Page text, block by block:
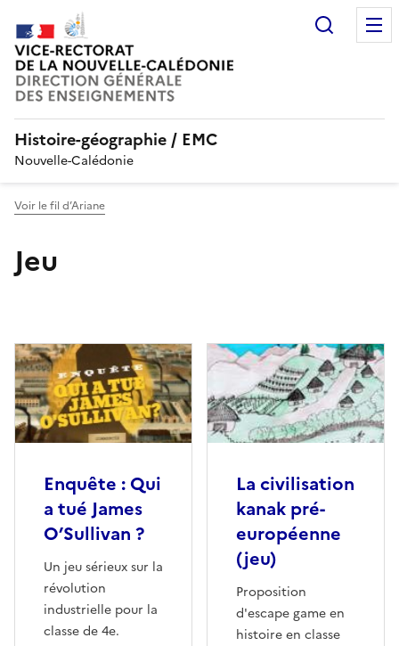
Histoire-géographie / EMC
Nouvelle-Calédonie
Voir le fil d’Ariane
Jeu
Enquête : Qui
a tué James
O’Sullivan ?
Un jeu sérieux sur la
révolution
industrielle pour la
classe de 4e.
La civilisation
kanak pré-
européenne
(jeu)
Proposition
d'escape game en
histoire en classe